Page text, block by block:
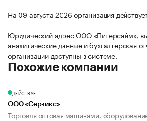
На 09 августа 2026 организация
Юридический адрес ООО «Питерсайм»,
аналитические данные и бухгалтерская
организации доступны в системе.
Похожие компании
ДЕЙСТВУЕТ
ООО «Сервикс»
Торговля оптовая машинами,